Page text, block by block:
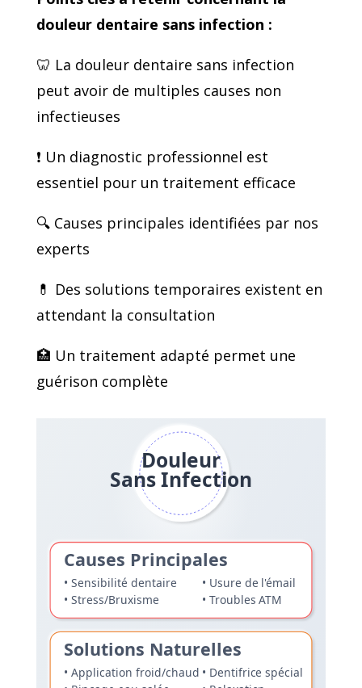
douleur dentaire sans infection :
🦷 La douleur dentaire sans infection
peut avoir de multiples causes non
infectieuses
❗ Un diagnostic professionnel est
essentiel pour un traitement efficace
🔍 Causes principales identifiées par nos
experts
💊 Des solutions temporaires existent en
attendant la consultation
🏥 Un traitement adapté permet une
guérison complète
Douleur
Sans Infection
Causes Principales
• Sensibilité dentaire
• Stress/Bruxisme
• Usure de l'émail
• Troubles ATM
Solutions Naturelles
• Application froid/chaud • Dentifrice spécial